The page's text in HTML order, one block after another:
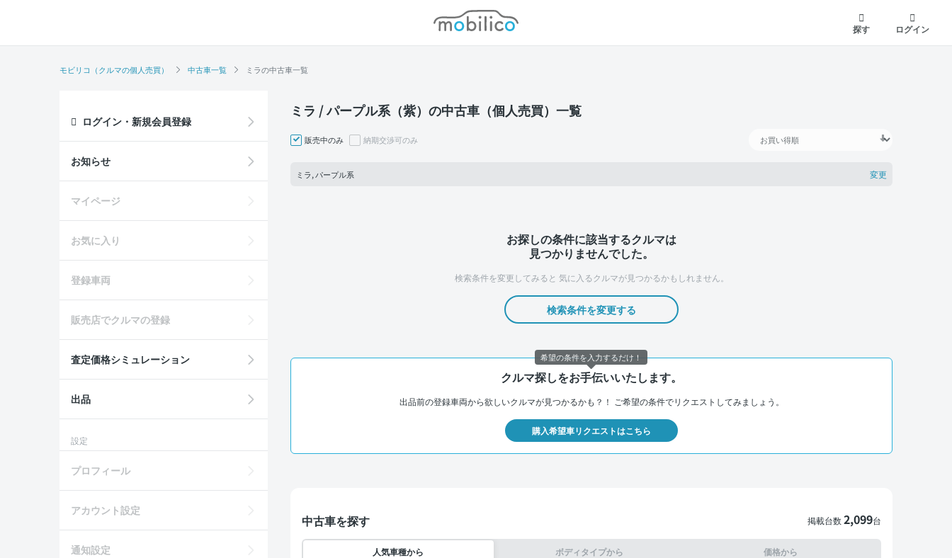
モビリコ
探す
ログイン
モビリコ（クルマの個人売買） 中古車一覧 ミラの中古車一覧
ミラ / パープル系（紫）の中古車（個人売買）一覧
販売中のみ 納期交渉可のみ
ミラ, パープル系 変更
お探しの条件に該当するクルマは
見つかりませんでした。
検索条件を変更してみると 気に入るクルマが見つかるかもしれません。
検索条件を変更する
クルマ探しをお手伝いいたします。
出品前の登録車両から欲しいクルマが見つかるかも？！ ご希望の条件でリクエストしてみましょう。
購入希望車リクエストはこちら
中古車を探す 掲載台数2,099台
人気車種から ボディタイプから 価格から
ログイン・新規会員登録
お知らせ
マイページ
お気に入り
登録車両
販売店でクルマの登録
査定価格シミュレーション
出品
設定
プロフィール
アカウント設定
通知設定
希望の条件を入力するだけ！